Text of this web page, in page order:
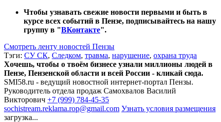
Чтобы узнавать свежие новости первыми и быть в
курсе всех событий в Пензе, подписывайтесь на нашу
группу в "ВКонтакте".
Смотреть ленту новостей Пензы
Тэги: СУ СК, Следком, травма, нарушение, охрана труда
Хочешь, чтобы о твоём бизнесе узнали миллионы людей в
Пензе, Пензенской области и всей России - кликай сюда.
SMI58.ru - ведущий новостной интернет-портал Пензы.
Руководитель отдела продаж Самохвалов Василий
Викторович +7 (999) 784-45-35
sochistream.reklama.rop@gmail.com Узнать условия размещения
загрузка...